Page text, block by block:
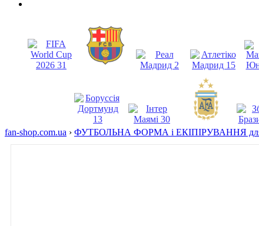
fan-shop.com.ua › ФУТБОЛЬНА ФОРМА і ЕКІПІРУВАННЯ для